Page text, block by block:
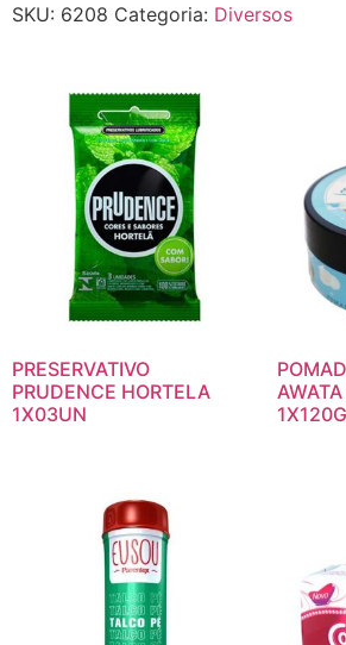
SKU: 6208 Categoria: Diversos
PRESERVATIVO
PRUDENCE HORTELA
1X03UN